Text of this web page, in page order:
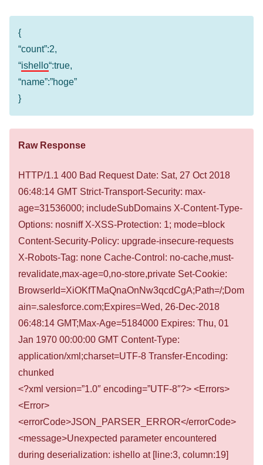
{
“count”:2,
“ishello“:true,
“name”:”hoge”
}
Raw Response
HTTP/1.1 400 Bad Request Date: Sat, 27 Oct 2018
06:48:14 GMT Strict-Transport-Security: max-
age=31536000; includeSubDomains X-Content-Type-
Options: nosniff X-XSS-Protection: 1; mode=block
Content-Security-Policy: upgrade-insecure-requests
X-Robots-Tag: none Cache-Control: no-cache,must-
revalidate,max-age=0,no-store,private Set-Cookie:
BrowserId=XiOKfTMaQnaOnNw3qcdCgA;Path=/;Dom
ain=.salesforce.com;Expires=Wed, 26-Dec-2018
06:48:14 GMT;Max-Age=5184000 Expires: Thu, 01
Jan 1970 00:00:00 GMT Content-Type:
application/xml;charset=UTF-8 Transfer-Encoding:
chunked
<?xml version=”1.0″ encoding=”UTF-8″?> <Errors>
<Error>
<errorCode>JSON_PARSER_ERROR</errorCode>
<message>Unexpected parameter encountered
during deserialization: ishello at [line:3, column:19]